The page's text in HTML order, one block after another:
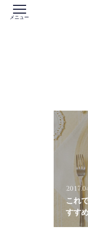
メニュー
これ
すす